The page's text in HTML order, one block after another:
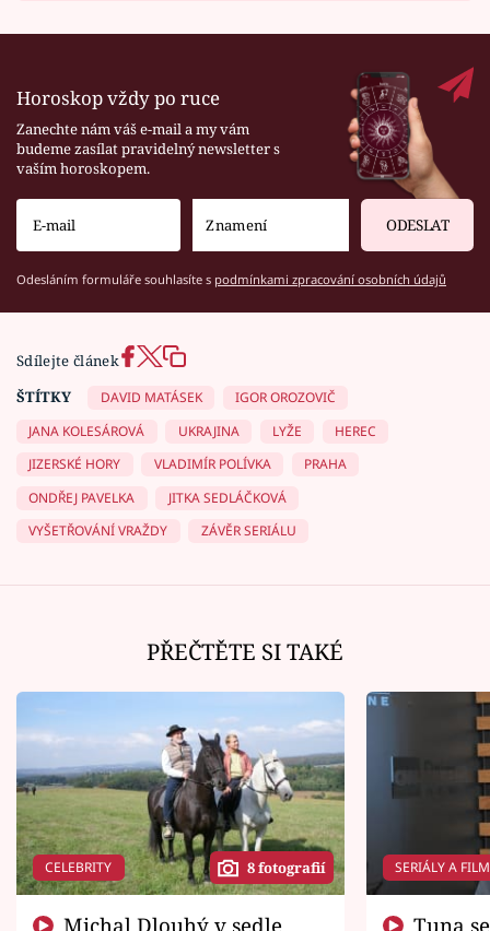
Horoskop vždy po ruce
Zanechte nám váš e-mail a my vám
budeme zasílat pravidelný newsletter s
vaším horoskopem.
ODESLAT
Odesláním formuláře souhlasíte s podmínkami zpracování osobních údajů
Sdílejte článek
ŠTÍTKY
DAVID MATÁSEK
IGOR OROZOVIČ
JANA KOLESÁROVÁ
UKRAJINA LYŽE
HEREC
JIZERSKÉ HORY
VLADIMÍR POLÍVKA
PRAHA
ONDŘEJ PAVELKA
JITKA SEDLÁČKOVÁ
VYŠETŘOVÁNÍ VRAŽDY
ZÁVĚR SERIÁLU
PŘEČTĚTE SI TAKÉ
CELEBRITY 8 fotografií SERIÁLY A